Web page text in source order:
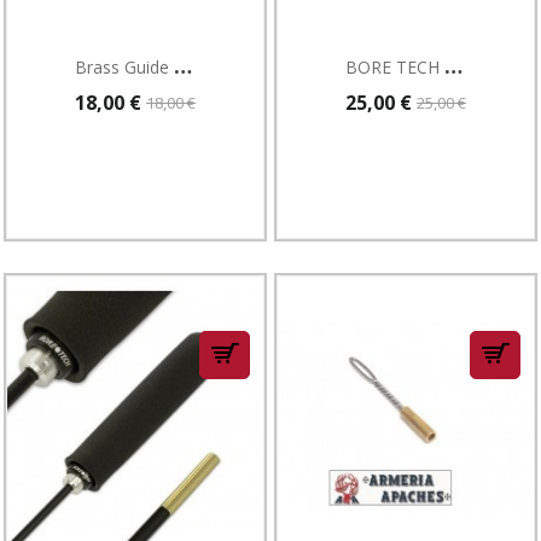
B
Rass Guide For Bolt Action Rifles
18,00 € 18,00 €
B
ORE TECH ELIMINATOR BORE CLEANER
25,00 € 25,00 €